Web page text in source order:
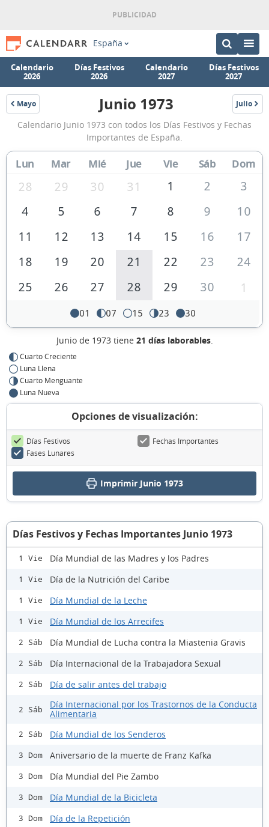
España
Calendario
2026
Días Festivos
2026
Calendario
2027
Días Festivos
2027
Mayo
1973
Calendario
Junio
1973
de
España
Junio 1973 Julio
1973
Calendario Junio 1973 con todos los Días Festivos y Fechas
Importantes de España.
Lun Mar Mié Jue Vie Sáb Dom
28 29 30 31 1 2
3
4
5 6 7 8 9
10
11
12 13 14 15 16
17
18
19 20 21 22 23
24
25
26 27 28 29 30 1
01 07 15 23 30
Junio de 1973 tiene 21 días laborables.
Cuarto Creciente
Luna Llena
Cuarto Menguante
Luna Nueva
Opciones de visualización:
Días Festivos
Fechas Importantes
Fases Lunares
Imprimir Junio 1973
Días Festivos y Fechas Importantes Junio 1973
1 Vie Día Mundial de las Madres y los Padres
1 Vie Día de la Nutrición del Caribe
1 Vie Día Mundial de la Leche
1 Vie Día Mundial de los Arrecifes
2 Sáb Día Mundial de Lucha contra la Miastenia Gravis
2 Sáb Día Internacional de la Trabajadora Sexual
2 Sáb Día de salir antes del trabajo
2 Sáb
Día Internacional por los Trastornos de la Conducta
Alimentaria
2 Sáb Día Mundial de los Senderos
3 Dom Aniversario de la muerte de Franz Kafka
3 Dom Día Mundial del Pie Zambo
3 Dom Día Mundial de la Bicicleta
3 Dom Día de la Repetición